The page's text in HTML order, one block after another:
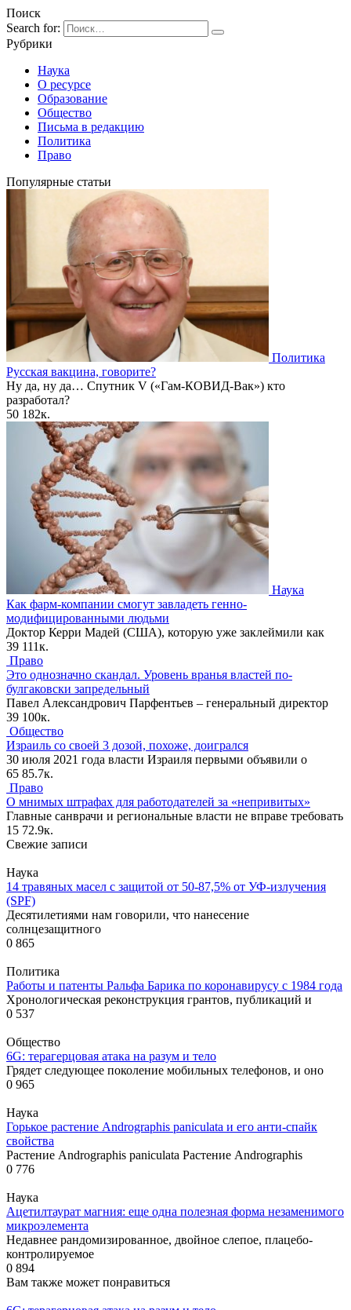
Поиск
Search for:
Рубрики
Наука
О ресурсе
Образование
Общество
Письма в редакцию
Политика
Право
Популярные статьи
Политика
Русская вакцина, говорите?
Ну да, ну да… Спутник V («Гам-КОВИД-Вак») кто
разработал?
50 182к.
Наука
Как фарм-компании смогут завладеть генно-
модифицированными людьми
Доктор Керри Мадей (США), которую уже заклеймили как
39 111к.
Право
Это однозначно скандал. Уровень вранья властей по-
булгаковски запредельный
Павел Александрович Парфентьев – генеральный директор
39 100к.
Общество
Израиль со своей 3 дозой, похоже, доигрался
30 июля 2021 года власти Израиля первыми объявили о
65 85.7к.
Право
О мнимых штрафах для работодателей за «непривитых»
Главные санврачи и региональные власти не вправе требовать
15 72.9к.
Свежие записи
Наука
14 травяных масел с защитой от 50-87,5% от УФ-излучения
(SPF)
Десятилетиями нам говорили, что нанесение
солнцезащитного
0 865
Политика
Работы и патенты Ральфа Барика по коронавирусу с 1984 года
Хронологическая реконструкция грантов, публикаций и
0 537
Общество
6G: терагерцовая атака на разум и тело
Грядет следующее поколение мобильных телефонов, и оно
0 965
Наука
Горькое растение Andrographis paniculata и его анти-спайк
свойства
Растение Andrographis paniculata Растение Andrographis
0 776
Наука
Ацетилтаурат магния: еще одна полезная форма незаменимого
микроэлемента
Недавнее рандомизированное, двойное слепое, плацебо-
контролируемое
0 894
Вам также может понравиться